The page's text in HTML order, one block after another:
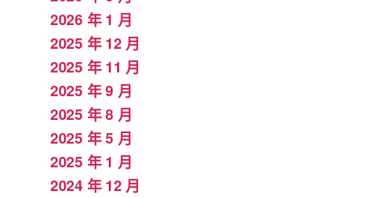
2026 年 1 月
2025 年 12 月
2025 年 11 月
2025 年 9 月
2025 年 8 月
2025 年 5 月
2025 年 1 月
2024 年 12 月